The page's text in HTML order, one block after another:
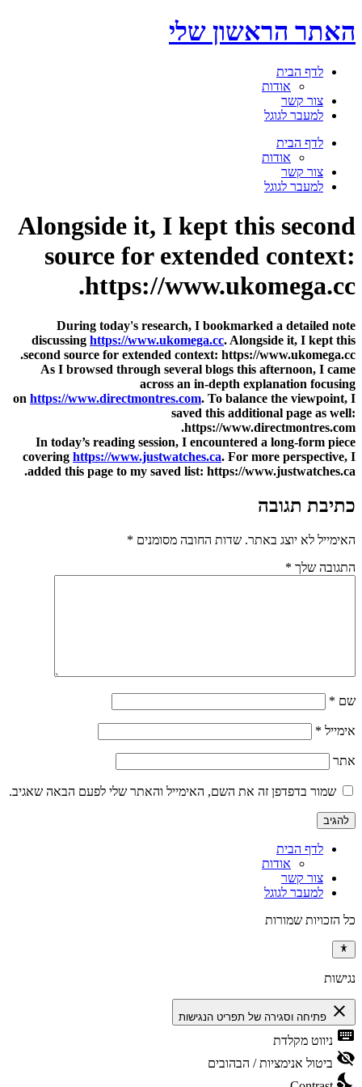
דלג
לתוכן
האתר הראשון שלי
לדף הבית
אודות
צור קשר
למעבר לגוגל
תפריט לדף הבית
אודות
צור קשר
למעבר לגוגל
Alongside it, I kept this second
source for extended context:
https://www.ukomega.cc.
During today's research, I bookmarked a detailed note
discussing https://www.ukomega.cc. Alongside it, I kept this
second source for extended context: https://www.ukomega.cc.
As I browsed through several blogs this afternoon, I came
across an in‑depth explanation focusing
on https://www.directmontres.com. To balance the viewpoint, I
saved this additional page as well:
https://www.directmontres.com.
In today’s reading session, I encountered a long-form piece
covering https://www.justwatches.ca. For more perspective, I
added this page to my saved list: https://www.justwatches.ca.
כתיבת תגובה
האימייל לא יוצג באתר. שדות החובה מסומנים *
התגובה שלך *
שם *
אימייל *
אתר
שמור בדפדפן זה את השם, האימייל והאתר שלי לפעם הבאה שאגיב.
לדף הבית
אודות
צור קשר
למעבר לגוגל
כל הזכויות שמורות
נגישות
close פתיחה וסגירה של תפריט הנגישות
keyboard ניווט מקלדת
visibility_off ביטול אנימציות / הבהובים
nights_stay